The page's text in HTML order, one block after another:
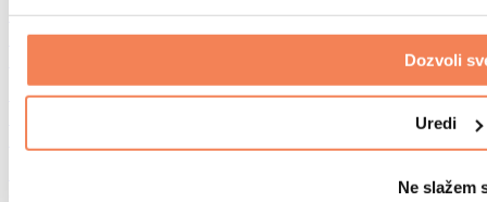
Dozvoli
Uredi
Ne slažem
Biohacking
Terapija crvenim svjetlom
Eko kućanstvo